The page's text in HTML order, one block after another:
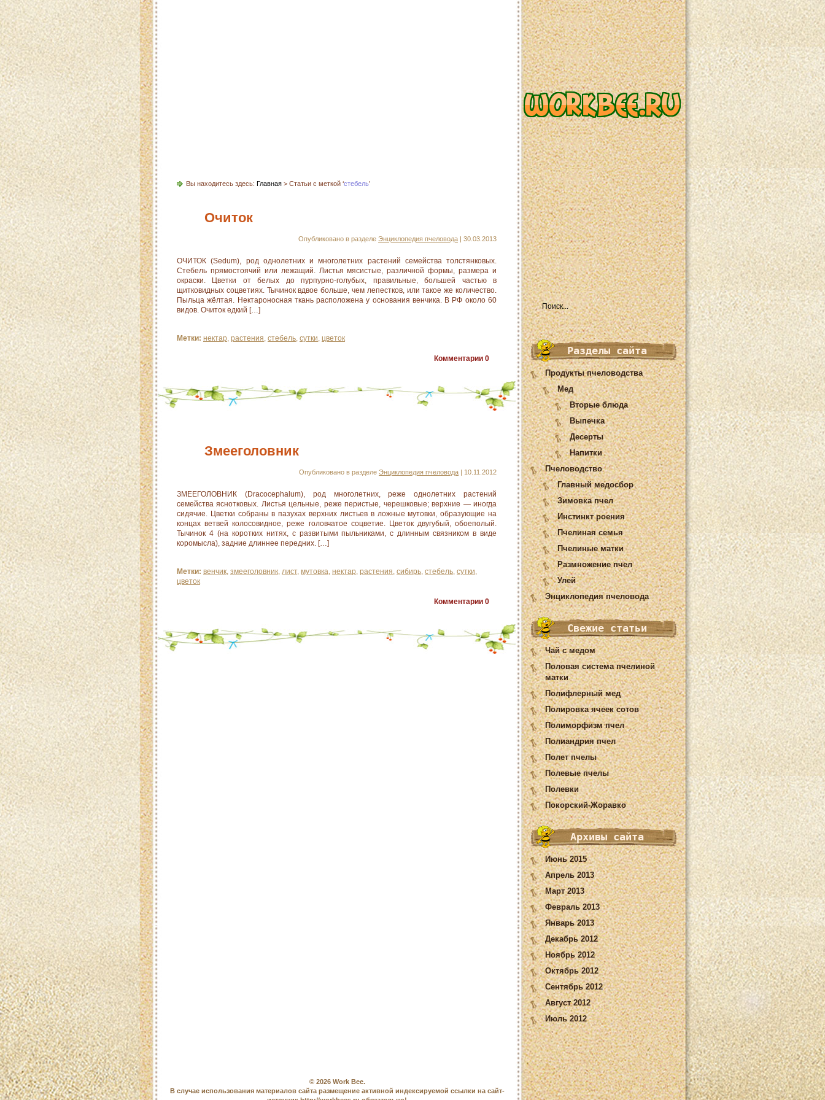
Разделы сайта
Продукты пчеловодства
Мед
Вторые блюда
Выпечка
Десерты
Напитки
Пчеловодство
Главный медосбор
Зимовка пчел
Инстинкт роения
Пчелиная семья
Пчелиные матки
Размножение пчел
Улей
Энциклопедия пчеловода
Свежие статьи
Чай с медом
Половая система пчелиной
матки
Полифлерный мед
Полировка ячеек сотов
Полиморфизм пчел
Полиандрия пчел
Полет пчелы
Полевые пчелы
Полевки
Покорский-Жоравко
Архивы сайта
Июнь 2015
Апрель 2013
Март 2013
Февраль 2013
Январь 2013
Декабрь 2012
Ноябрь 2012
Октябрь 2012
Сентябрь 2012
Август 2012
Июль 2012
Вы находитесь здесь: Главная > Статьи с меткой ‘стебель’
Очиток
Опубликовано в разделе Энциклопедия пчеловода | 30.03.2013
ОЧИТОК (Sedum), род однолетних и многолетних растений семейства толстянковых.
Стебель прямостоячий или лежащий. Листья мясистые, различной формы, размера и
окраски. Цветки от белых до пурпурно-голубых, правильные, большей частью в
щитковидных соцветиях. Тычинок вдвое больше, чем лепестков, или такое же количество.
Пыльца жёлтая. Нектароносная ткань расположена у основания венчика. В РФ около 60
видов. Очиток едкий […]
Метки: нектар, растения, стебель, сутки, цветок
Комментарии 0
Змееголовник
Опубликовано в разделе Энциклопедия пчеловода | 10.11.2012
ЗМЕЕГОЛОВНИК (Dracocephalum), род многолетних, реже однолетних растений
семейства яснотковых. Листья цельные, реже перистые, черешковые; верхние — иногда
сидячие. Цветки собраны в пазухах верхних листьев в ложные мутовки, образующие на
концах ветвей колосовидное, реже головчатое соцветие. Цветок двугубый, обоеполый.
Тычинок 4 (на коротких нитях, с развитыми пыльниками, с длинным связником в виде
коромысла), задние длиннее передних. […]
Метки: венчик, змееголовник, лист, мутовка, нектар, растения, сибирь, стебель, сутки,
цветок
Комментарии 0
© 2026 Work Bee.
В случае использования материалов сайта размещение активной индексируемой ссылки на сайт-